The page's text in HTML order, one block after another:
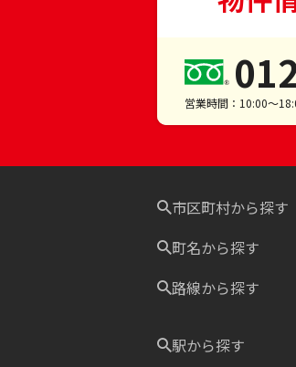
営業時間：10:00～
市区町村から探す
町名から探す
路線から探す
駅から探す